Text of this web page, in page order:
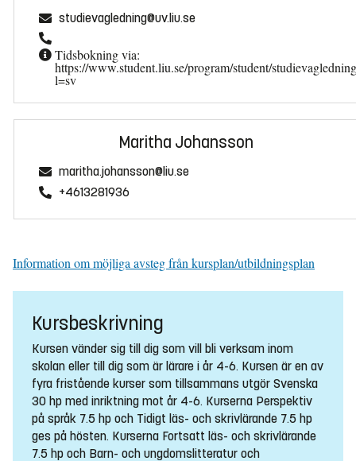
studievagledning@uv.liu.se
Tidsbokning via:
https://www.student.liu.se/program/student/
l=sv
Maritha Johansson
maritha.johansson@liu.se
+4613281936
Information om möjliga avsteg från kursplan/utbildningsplan
Kursbeskrivning
Kursen vänder sig till dig som vill bli verksam inom
skolan eller till dig som är lärare i år 4-6. Kursen är en av
fyra fristående kurser som tillsammans utgör Svenska
30 hp med inriktning mot år 4-6. Kurserna Perspektiv
på språk 7.5 hp och Tidigt läs- och skrivlärande 7.5 hp
ges på hösten. Kurserna Fortsatt läs- och skrivlärande
7.5 hp och Barn- och ungdomslitteratur och